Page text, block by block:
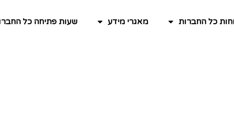
כל החברות מאגרי מידע שעות פתיחה כל